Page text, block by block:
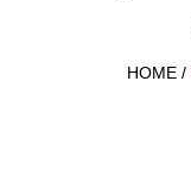
HOME /